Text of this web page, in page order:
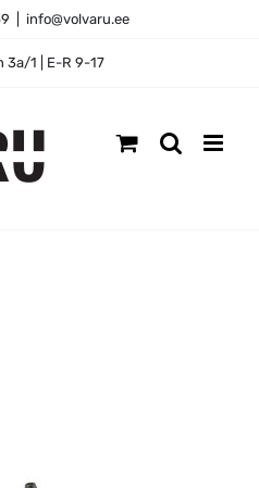
info@volvaru.ee
3a/1 | E-R 9-17